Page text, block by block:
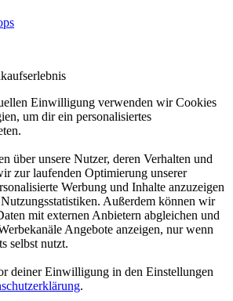
Einwilligung verwenden wir Cookies
um dir ein personalisiertes
über unsere Nutzer, deren Verhalten und
zur laufenden Optimierung unserer
Werbung und Inhalte anzuzeigen
Außerdem können wir
mit externen Anbietern abgleichen und
Angebote anzeigen, nur wenn
selbst nutzt.
deiner Einwilligung in den Einstellungen
.